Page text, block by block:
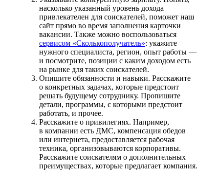
насколько указанный уровень дохода
привлекателен для соискателей, поможет наш
сайт прямо во время заполнения карточки
вакансии. Также можно воспользоваться
сервисом «Сколькополучатель»: укажите
нужного специалиста, регион, опыт работы —
и посмотрите, позиции с каким доходом есть
на рынке для таких соискателей.
Опишите обязанности и навыки. Расскажите
о конкретных задачах, которые предстоит
решать будущему сотруднику. Пропишите
детали, программы, с которыми предстоит
работать, и прочее.
Расскажите о привилегиях. Например,
в компании есть ДМС, компенсация обедов
или интернета, предоставляется рабочая
техника, организовываются корпоративы.
Расскажите соискателям о дополнительных
преимуществах, которые предлагает компания.